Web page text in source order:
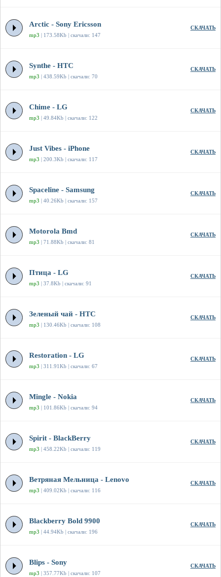
Arctic - Sony Ericsson
mp3 | 173.58Kb | скачали: 147
СКАЧАТЬ
Synthe - HTC
mp3 | 438.59Kb | скачали: 70
СКАЧАТЬ
Chime - LG
mp3 | 49.84Kb | скачали: 122
СКАЧАТЬ
Just Vibes - iPhone
mp3 | 200.3Kb | скачали: 117
СКАЧАТЬ
Spaceline - Samsung
mp3 | 40.26Kb | скачали: 157
СКАЧАТЬ
Motorola Bmd
mp3 | 71.88Kb | скачали: 81
СКАЧАТЬ
Птица - LG
mp3 | 37.8Kb | скачали: 91
СКАЧАТЬ
Зеленый чай - HTC
mp3 | 130.46Kb | скачали: 108
СКАЧАТЬ
Restoration - LG
mp3 | 311.91Kb | скачали: 67
СКАЧАТЬ
Mingle - Nokia
mp3 | 101.86Kb | скачали: 94
СКАЧАТЬ
Spirit - BlackBerry
mp3 | 458.22Kb | скачали: 119
СКАЧАТЬ
Ветряная Мельница - Lenovo
mp3 | 409.02Kb | скачали: 116
СКАЧАТЬ
Blackberry Bold 9900
mp3 | 44.94Kb | скачали: 196
СКАЧАТЬ
Blips - Sony
mp3 | 357.77Kb | скачали: 107
СКАЧАТЬ